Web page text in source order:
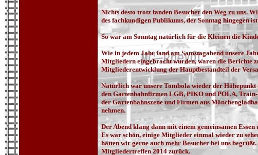
Nichts desto trotz fanden Besucher den Weg zu uns.
des fachkundigen Publikums, der Sonntag hingegen
So war am Sonntag natürlich für die Kleinen die
Wie in jedem Jahr fand am Samstagabend unsere
Mitgliedern eingebracht wurden, waren die Berichte
Mitgliederentwicklung der Hauptbestandteil der
Natürlich war unsere Tombola wieder der Höhepunkt
den Gartenbahnfirmen LGB, PIKO und POLA,
der Gartenbahnszene und Firmen aus
nehmen.
Der Abend klang dann mit einem gemeinsamen
Es war schön, einige Mitglieder einmal wieder zu
hätten wir gerne auch mehr Besucher bei uns
Mitgliedertreffen 2014 zurück.